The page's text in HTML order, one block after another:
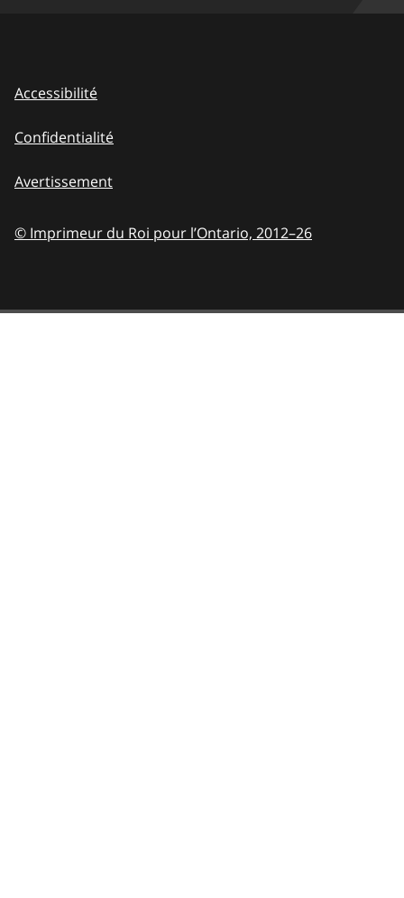
Accessibilité
Confidentialité
Avertissement
© Imprimeur du Roi pour l’Ontario, 2012–26